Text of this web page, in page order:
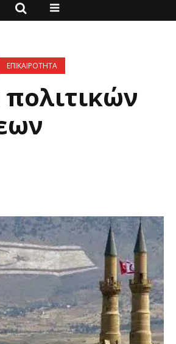
ΕΠΙΚΑΙΡΟΤΗΤΑ
πολιτικών